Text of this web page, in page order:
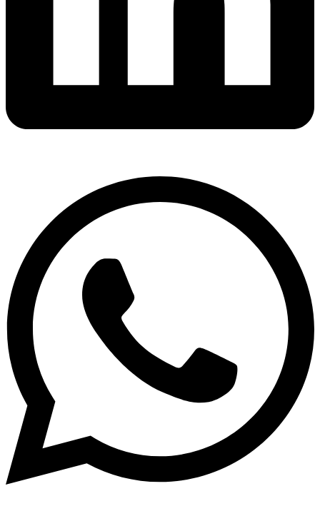
ক্রূরতা ও ধ্বংসের মহাকাব্য: পৃথিবীর…
ব্রাজিল ও আর্জেন্টিনার কালো অধ্যায়:…
দক্ষিণ এশিয়ায় ‘জেন-জি’ বিপ্লব: বাংলাদেশ,…